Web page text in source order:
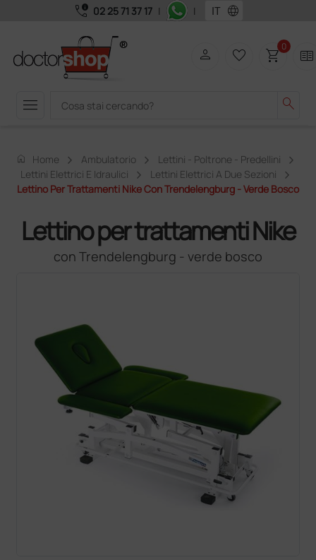
call_quality 02 25 71 37 17 | | language
menu search
person favorite_border shopping_cart0 two_pager
home Home Ambulatorio
Lettini - Poltrone - Predellini
Lettini Elettrici E Idraulici
Lettini Elettrici A Due Sezioni
Lettino Per Trattamenti Nike Con Trendelengburg - Verde Bosco
Lettino per trattamenti Nike
con Trendelengburg - verde bosco